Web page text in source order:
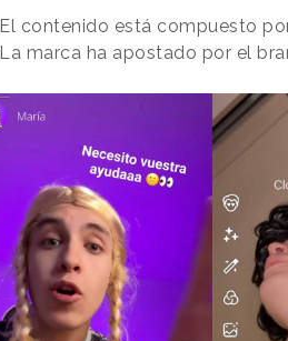
El contenido está compuesto
La marca ha apostado por el